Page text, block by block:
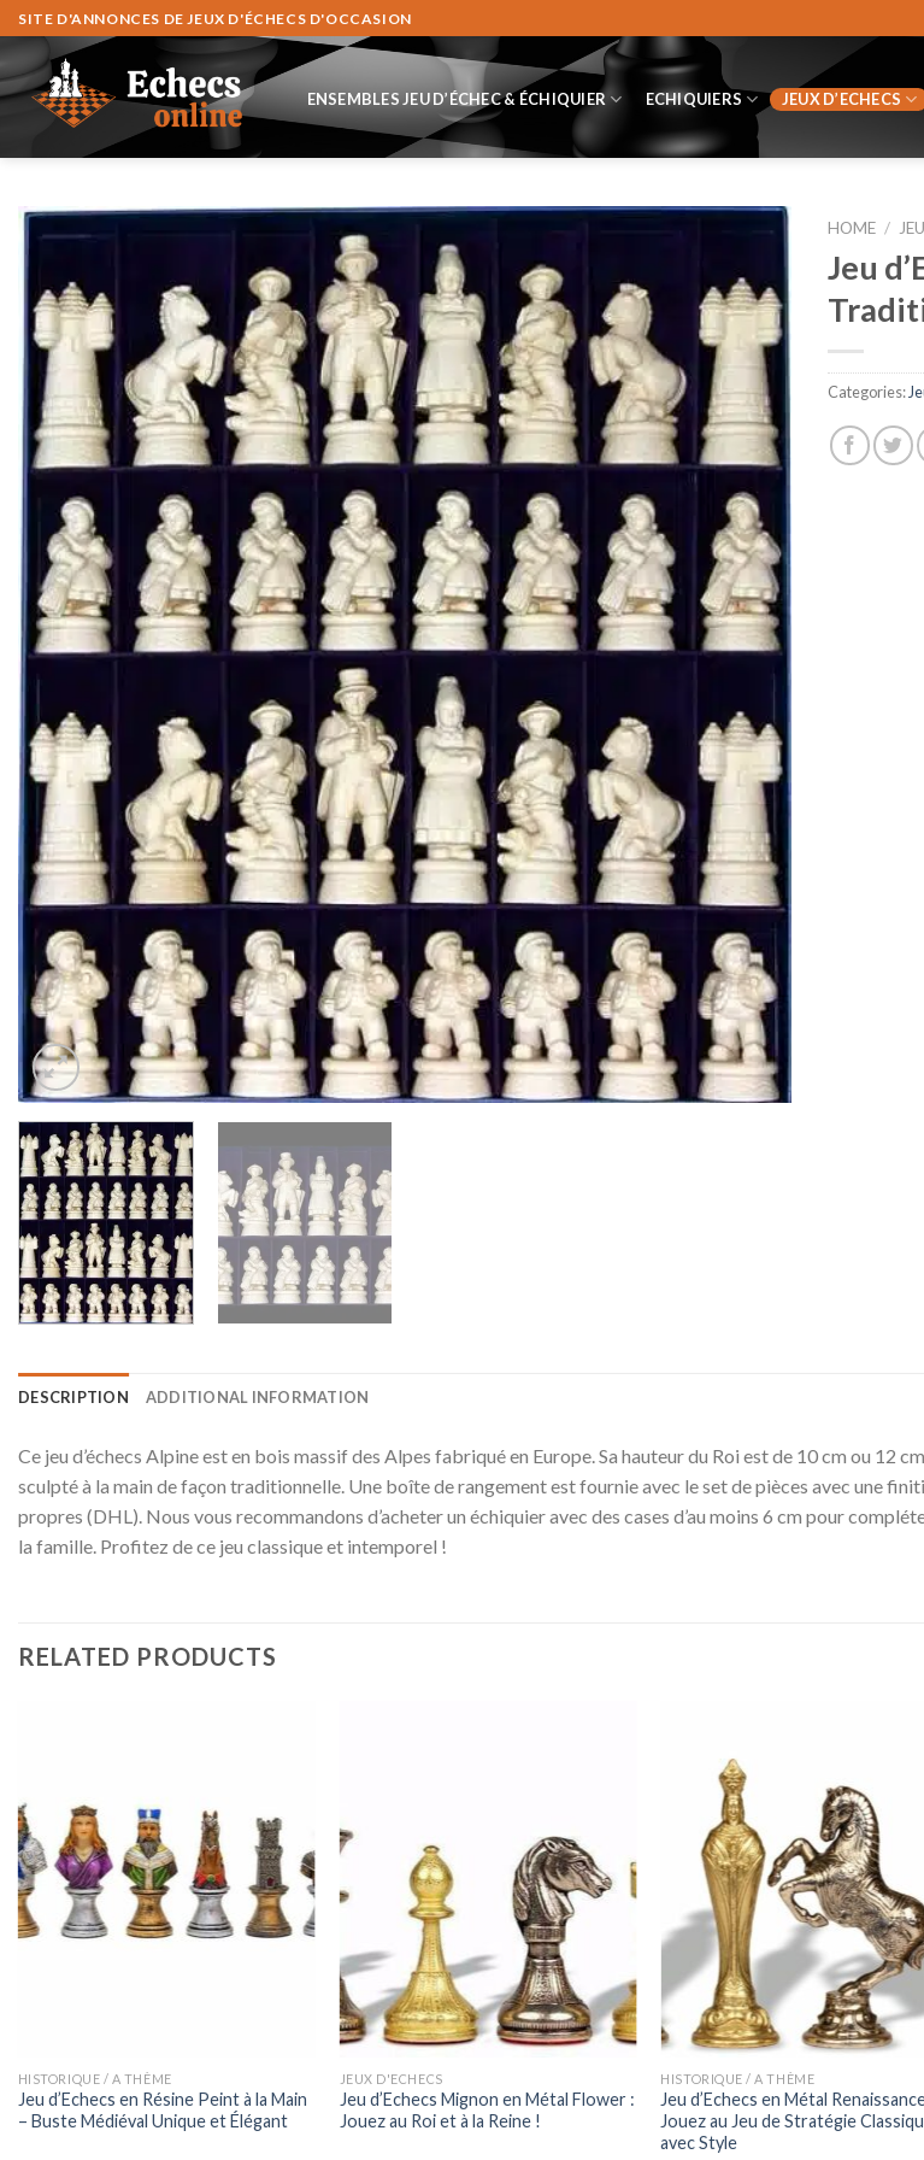
Fortsæt
til
indhold
SITE D'ANNONCES DE JEUX D'ÉCHECS D'OCCASION
ENSEMBLES JEU D’ÉCHEC & ÉCHIQUIER ECHIQUIERS JEUX D’ECHECS
HOME /
Jeu
Categories:
DESCRIPTION ADDITIONAL INFORMATION
Ce jeu d’échecs Alpine est en bois massif des Alpes fabriqué en Europe. Sa hauteur du Roi est de 10 cm ou
sculpté à la main de façon traditionnelle. Une boîte de rangement est fournie avec le set de pièces avec une
propres (DHL). Nous vous recommandons d’acheter un échiquier avec des cases d’au moins 6 cm pour
la famille. Profitez de ce jeu classique et intemporel !
RELATED PRODUCTS
HISTORIQUE / A THÈME
Jeu d’Echecs en Résine Peint à la Main
– Buste Médiéval Unique et Élégant
JEUX D'ECHECS
Jeu d’Echecs Mignon en Métal Flower :
Jouez au Roi et à la Reine !
HISTORIQUE / A THÈME
Jeu d’Echecs en Métal
Jouez au Jeu de Stratégie
avec Style